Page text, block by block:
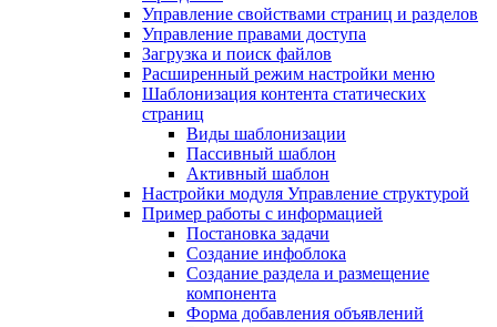
Управление свойствами страниц и разделов
Управление правами доступа
Загрузка и поиск файлов
Расширенный режим настройки меню
Шаблонизация контента статических
страниц
Виды шаблонизации
Пассивный шаблон
Активный шаблон
Настройки модуля Управление структурой
Пример работы с информацией
Постановка задачи
Создание инфоблока
Создание раздела и размещение
компонента
Форма добавления объявлений